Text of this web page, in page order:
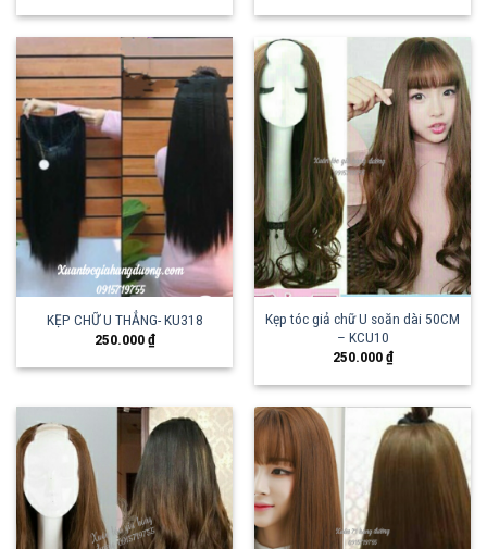
KẸP CHỮ U THẲNG- KU318
250.000₫
Kẹp tóc giả chữ U soăn dài 50CM
– KCU10
250.000₫